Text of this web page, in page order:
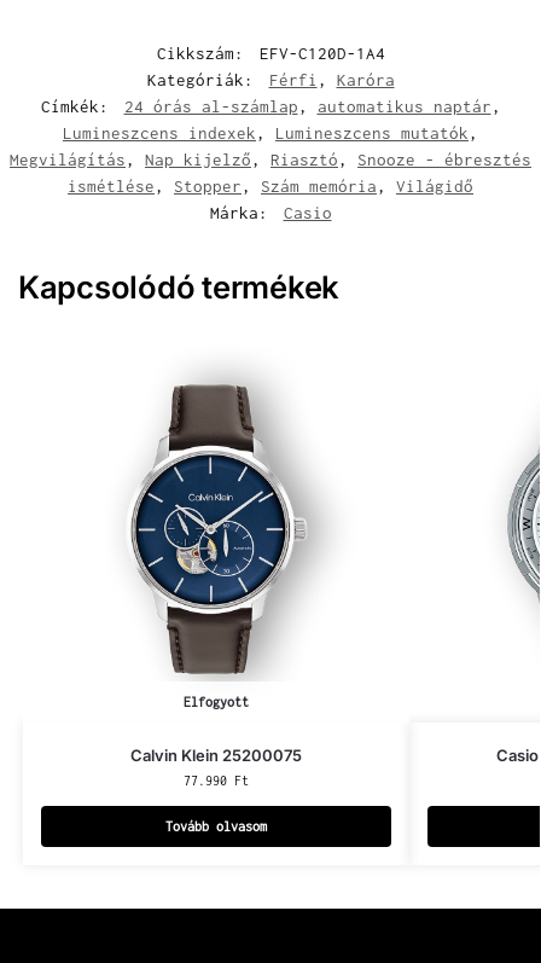
Cikkszám:
EFV-C120D-1A4
Kategóriák:
Férfi , Karóra
Címkék:
24 órás al-számlap, automatikus naptár,
Lumineszcens indexek, Lumineszcens mutatók,
Megvilágítás, Nap kijelző, Riasztó, Snooze - ébresztés
ismétlése, Stopper, Szám memória, Világidő
Márka:
Casio
Kapcsolódó termékek
Elfogyott
Calvin Klein 25200075
77.990 Ft
Tovább olvasom